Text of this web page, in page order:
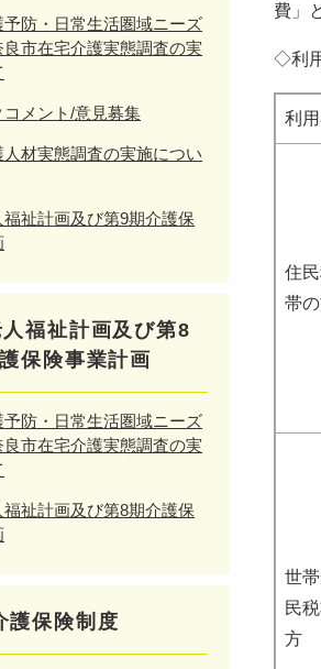
費」
◇利
利
住
帯
世
民
方
防・日常生活圏域ニーズ
市在宅介護実態調査の実
メント/意見募集
材実態調査の実施につい
祉計画及び第9期介護保
福祉計画及び第8
保険事業計画
防・日常生活圏域ニーズ
市在宅介護実態調査の実
祉計画及び第8期介護保
護保険制度